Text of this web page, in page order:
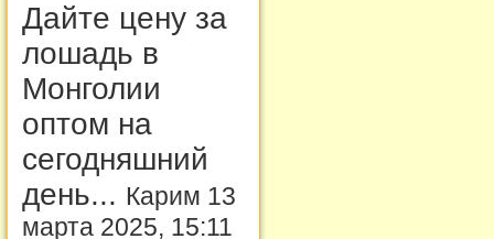
Дайте цену за
лошадь в
Монголии
оптом на
сегодняшний
день... Карим 13
марта 2025, 15:11